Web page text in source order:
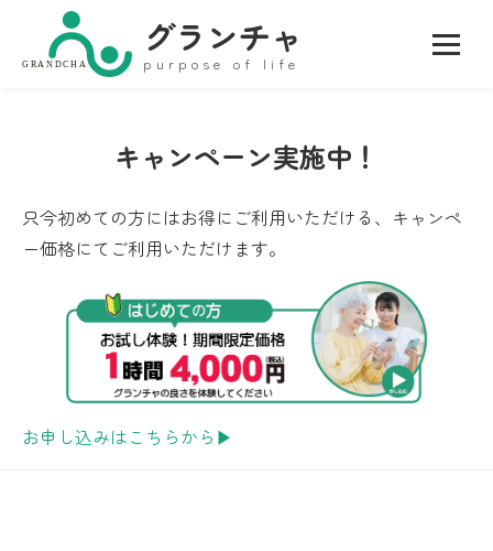
GRANDCHA
グランチャ
purpose of life
キャンペーン実施中！
只今初めての方にはお得にご利用いただける、キャンペ
ー価格にてご利用いただけます。
お申し込みはこちらから▶︎